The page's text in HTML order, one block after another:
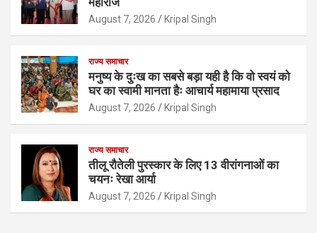
August 7, 2026 Kripal Singh
राज्य समाचार
मनुष्य के दुःख का सबसे बड़ा यही है कि वो स्वयं को
घर का स्वामी मानता हैः आचार्य महामाया प्रसाद
August 7, 2026 Kripal Singh
राज्य समाचार
तीलू रौतेली पुरस्कार के लिए 13 वीरांगनाओं का
चयनः रेखा आर्या
August 7, 2026 Kripal Singh